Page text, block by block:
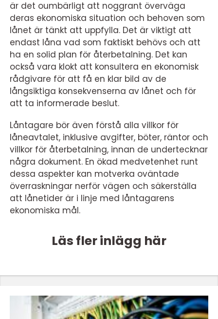
är det oumbärligt att noggrant överväga
deras ekonomiska situation och behoven som
lånet är tänkt att uppfylla. Det är viktigt att
endast låna vad som faktiskt behövs och att
ha en solid plan för återbetalning. Det kan
också vara klokt att konsultera en ekonomisk
rådgivare för att få en klar bild av de
långsiktiga konsekvenserna av lånet och för
att ta informerade beslut.
Låntagare bör även förstå alla villkor för
låneavtalet, inklusive avgifter, böter, räntor och
villkor för återbetalning, innan de undertecknar
några dokument. En ökad medvetenhet runt
dessa aspekter kan motverka oväntade
överraskningar nerför vägen och säkerställa
att lånetider är i linje med låntagarens
ekonomiska mål.
Läs fler inlägg här